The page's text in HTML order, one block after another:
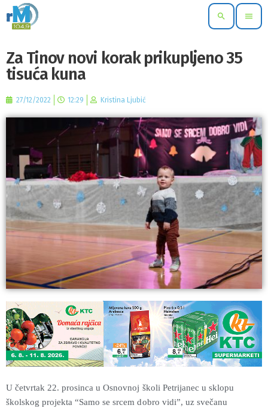
search menu
Za Tinov novi korak prikupljeno 35
tisuća kuna
27/12/2022 12:29 Kristina Ljubić
U četvrtak 22. prosinca u Osnovnoj školi Petrijanec u sklopu
školskog projekta “Samo se srcem dobro vidi”, uz svečanu